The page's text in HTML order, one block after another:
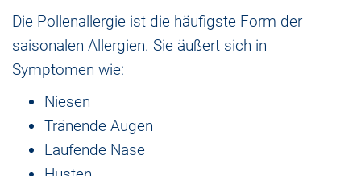
Die Pollenallergie ist die häufigste Form der
saisonalen Allergien. Sie äußert sich in
Symptomen wie:
Niesen
Tränende Augen
Laufende Nase